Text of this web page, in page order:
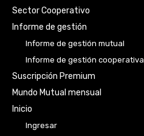
Sector Cooperativo
Informe de gestión
Informe de gestión mutual
Informe de gestión cooperativa
Suscripción Premium
Mundo Mutual mensual
Inicio
Ingresar